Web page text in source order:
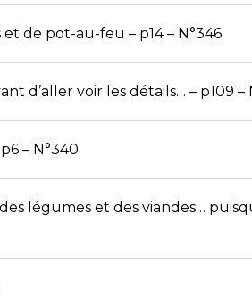
de pot-au-feu – p14 – N°346
d’aller voir les détails… – p109 –
– N°340
légumes et des viandes…